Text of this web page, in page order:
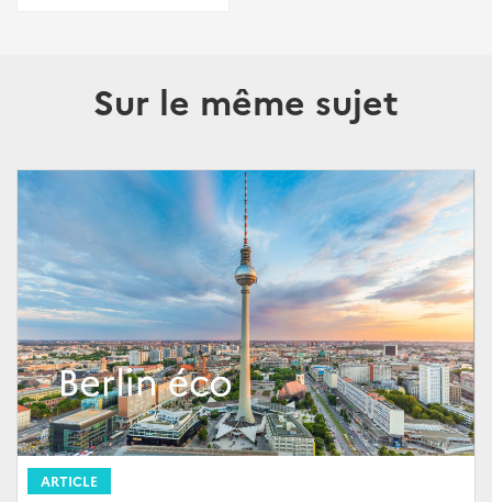
Sur le même sujet
ARTICLE